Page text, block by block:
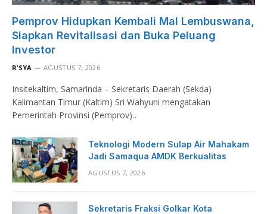
Pemprov Hidupkan Kembali Mal Lembuswana,
Siapkan Revitalisasi dan Buka Peluang
Investor
R’SYA AGUSTUS 7, 2026
Insitekaltim, Samarinda – Sekretaris Daerah (Sekda)
Kalimantan Timur (Kaltim) Sri Wahyuni mengatakan
Pemerintah Provinsi (Pemprov)…
Teknologi Modern Sulap Air Mahakam
Jadi Samaqua AMDK Berkualitas
AGUSTUS 7, 2026
Sekretaris Fraksi Golkar Kota